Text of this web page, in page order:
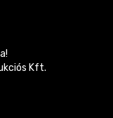
Kft.